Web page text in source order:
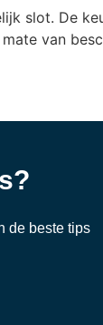
slot. De
van
de beste tips